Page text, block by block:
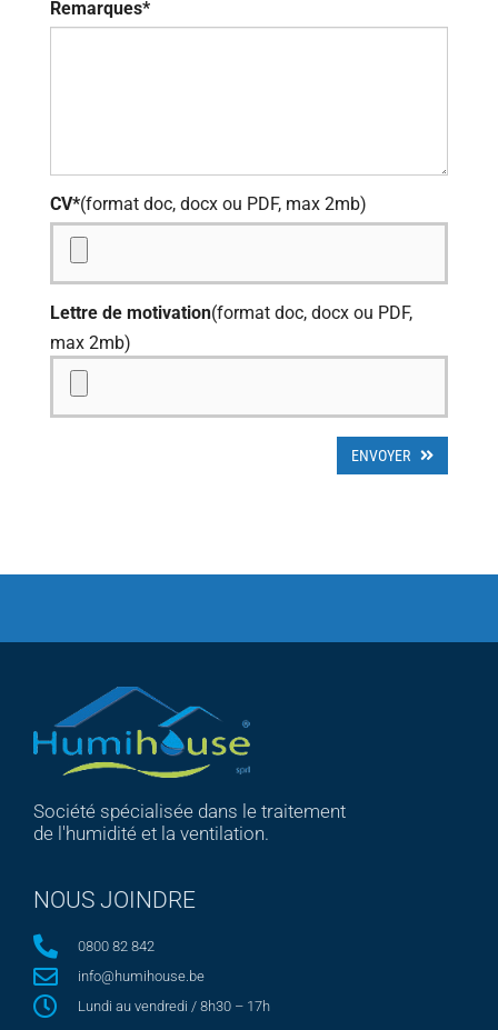
Remarques*
CV*(format doc, docx ou PDF, max 2mb)
Lettre de motivation(format doc, docx ou PDF,
max 2mb)
ENVOYER
Société spécialisée dans le traitement
de l'humidité et la ventilation.
NOUS JOINDRE
0800 82 842
info@humihouse.be
Lundi au vendredi / 8h30 – 17h